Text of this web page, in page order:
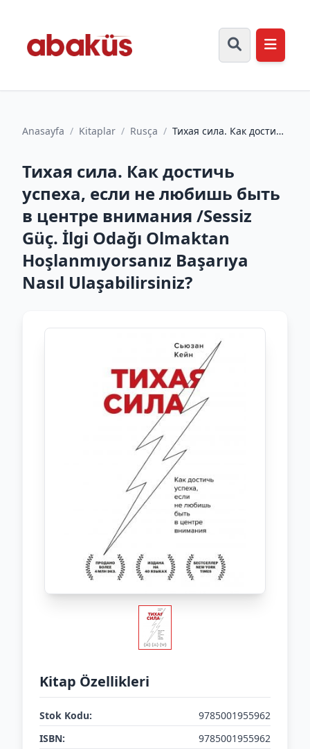
Anasayfa / Kitaplar / Rusça / Тихая сила. Как достичь
вним...
Тихая сила. Как достичь
успеха, если не любишь быть
в центре внимания /Sessiz
Güç. İlgi Odağı Olmaktan
Hoşlanmıyorsanız Başarıya
Nasıl Ulaşabilirsiniz?
Kitap Özellikleri
Stok Kodu:
9785001955962
ISBN:
9785001955962